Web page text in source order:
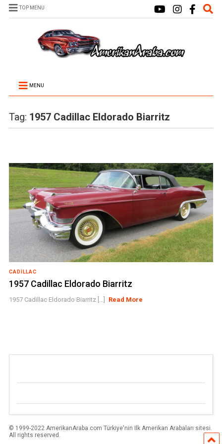
TOP MENU
MENU
Tag: 1957 Cadillac Eldorado Biarritz
CADILLAC
1957 Cadillac Eldorado Biarritz
1957 Cadillac Eldorado Biarritz [...] Read More
© 1999-2022 AmerikanAraba.com Türkiye'nin Ilk Amerikan Arabaları sitesi.
All rights reserved.